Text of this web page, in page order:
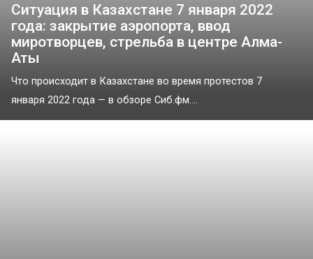
Ситуация в Казахстане 7 января 2022
года: закрытие аэропорта, ввод
миротворцев, стрельба в центре Алма-
Аты
Что происходит в Казахстане во время протестов 7
января 2022 года — в обзоре Сиб.фм....